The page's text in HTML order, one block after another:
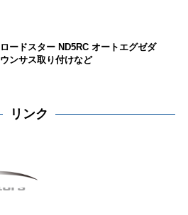
ロードスター ND5RC オートエグゼダ
ウンサス取り付けなど
リンク